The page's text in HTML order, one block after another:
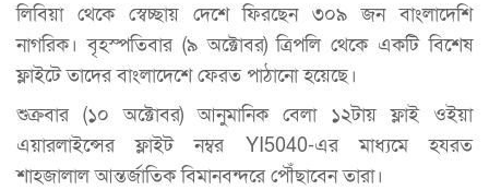
লিবিয়া থেকে স্বেচ্ছায় দেশে ফিরছেন ৩০৯ জন বাংলাদেশি
নাগরিক। বৃহস্পতিবার (৯ অক্টোবর) ত্রিপলি থেকে একটি বিশেষ
ফ্লাইটে তাদের বাংলাদেশে ফেরত পাঠানো হয়েছে।
শুক্রবার (১০ অক্টোবর) আনুমানিক বেলা ১২টায় ফ্লাই ওইয়া
এয়ারলাইন্সের ফ্লাইট নম্বর YI5040-এর মাধ্যমে হযরত
শাহজালাল আন্তর্জাতিক বিমানবন্দরে পৌঁছাবেন তারা।